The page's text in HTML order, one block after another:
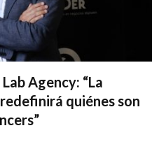
Agency: “La
quiénes son